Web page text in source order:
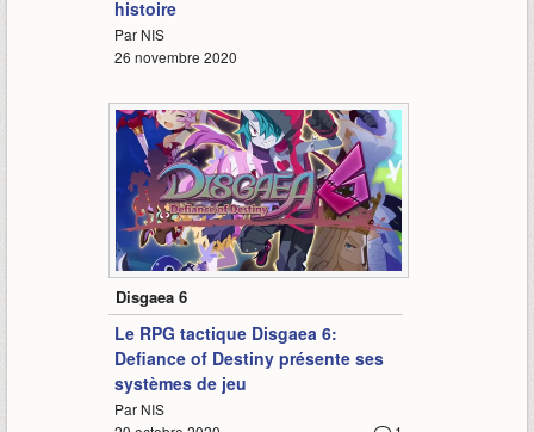
histoire
Par NIS
26 novembre 2020
2:01
Disgaea 6
Le RPG tactique Disgaea 6:
Defiance of Destiny présente ses
systèmes de jeu
Par NIS